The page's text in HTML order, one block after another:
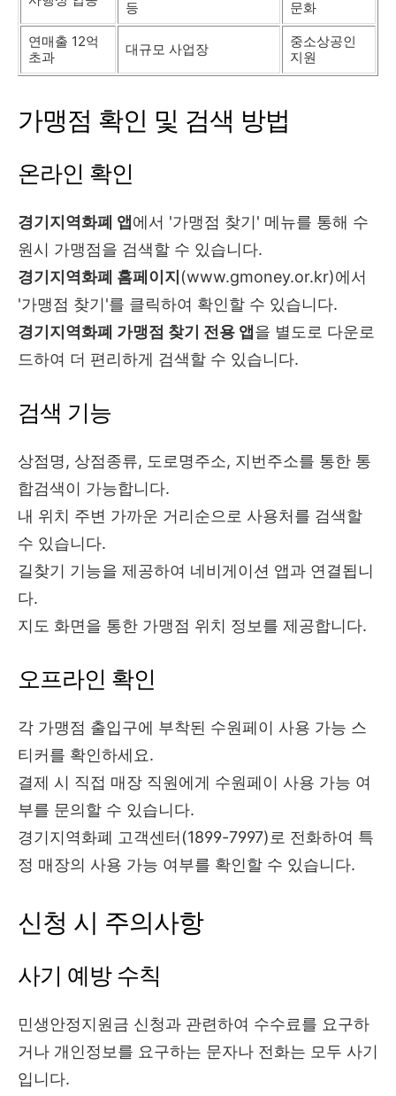
등
문화
연매출 12억
초과
대규모 사업장
중소상공인
지원
가맹점 확인 및 검색 방법
온라인 확인
경기지역화폐 앱 에서 '가맹점 찾기' 메뉴를 통해 수
원시 가맹점을 검색할 수 있습니다.
경기지역화폐 홈페이지 (www.gmoney.or.kr)에서
'가맹점 찾기'를 클릭하여 확인할 수 있습니다.
경기지역화폐 가맹점 찾기 전용 앱 을 별도로 다운로
드하여 더 편리하게 검색할 수 있습니다.
검색 기능
상점명, 상점종류, 도로명주소, 지번주소를 통한 통
합검색이 가능합니다.
내 위치 주변 가까운 거리순으로 사용처를 검색할
수 있습니다.
길찾기 기능을 제공하여 네비게이션 앱과 연결됩니
다.
지도 화면을 통한 가맹점 위치 정보를 제공합니다.
오프라인 확인
각 가맹점 출입구에 부착된 수원페이 사용 가능 스
티커를 확인하세요.
결제 시 직접 매장 직원에게 수원페이 사용 가능 여
부를 문의할 수 있습니다.
경기지역화폐 고객센터(1899-7997)로 전화하여 특
정 매장의 사용 가능 여부를 확인할 수 있습니다.
신청 시 주의사항
사기 예방 수칙
민생안정지원금 신청과 관련하여 수수료를 요구하
거나 개인정보를 요구하는 문자나 전화는 모두 사기
입니다.